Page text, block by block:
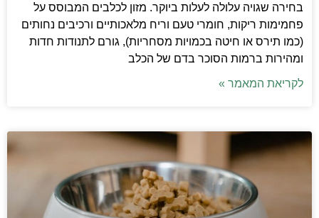
בחירה שגויה עלולה לעלות ביוקר. מזון לכלבים המבוסס על
פחמימות ריקות, חומרי טעם וריח מלאכותיים ורכיבים נחותים
(כמו תירס או חיטה בכמויות מסחריות), גורם לתנודות חדות
ומהירות ברמות הסוכר בדם של הכלב
לקריאת המאמר »